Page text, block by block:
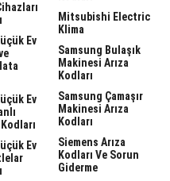
Ev
Ev
Ev
Mitsubishi Electric
Klima
Samsung Bulaşık
Makinesi Arıza
Kodları
Samsung Çamaşır
Makinesi Arıza
Kodları
Siemens Arıza
Kodları Ve Sorun
Giderme